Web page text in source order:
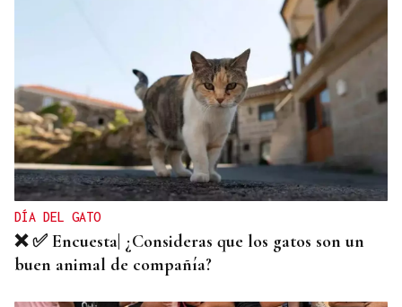
TROFEO EN ESPIÑEDO
Derrota del Arenteiro 0-3 ante el Pontevedra en
un partido de andar por casa
DÍA DEL GATO
❌ ✅ Encuesta| ¿Consideras que los gatos son un
buen animal de compañía?